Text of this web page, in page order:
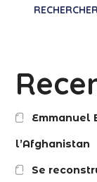
Emmanuel
l’Afghanistan
Se